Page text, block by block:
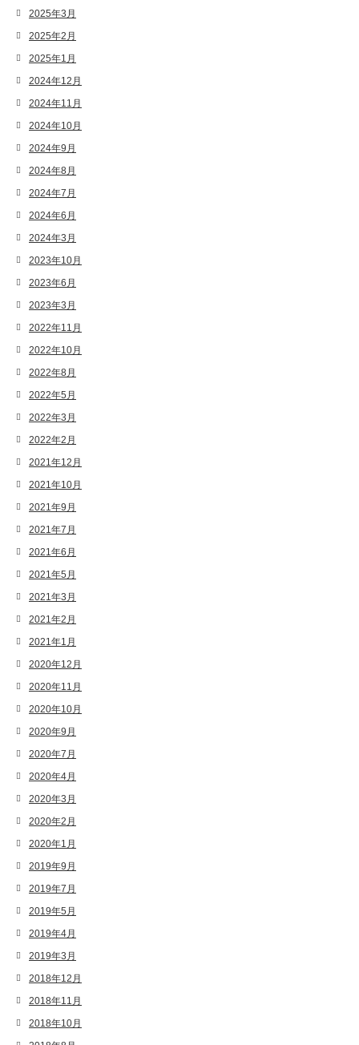
2025年3月
2025年2月
2025年1月
2024年12月
2024年11月
2024年10月
2024年9月
2024年8月
2024年7月
2024年6月
2024年3月
2023年10月
2023年6月
2023年3月
2022年11月
2022年10月
2022年8月
2022年5月
2022年3月
2022年2月
2021年12月
2021年10月
2021年9月
2021年7月
2021年6月
2021年5月
2021年3月
2021年2月
2021年1月
2020年12月
2020年11月
2020年10月
2020年9月
2020年7月
2020年4月
2020年3月
2020年2月
2020年1月
2019年9月
2019年7月
2019年5月
2019年4月
2019年3月
2018年12月
2018年11月
2018年10月